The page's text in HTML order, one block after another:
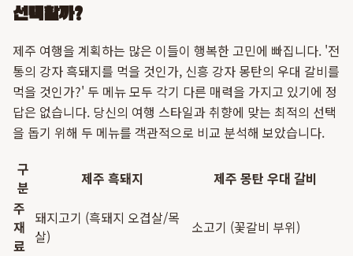
선택할까?
제주 여행을 계획하는 많은 이들이 행복한 고민에 빠집니다. '전
통의 강자 흑돼지를 먹을 것인가, 신흥 강자 몽탄의 우대 갈비를
먹을 것인가?' 두 메뉴 모두 각기 다른 매력을 가지고 있기에 정
답은 없습니다. 당신의 여행 스타일과 취향에 맞는 최적의 선택
을 돕기 위해 두 메뉴를 객관적으로 비교 분석해 보았습니다.
구
분
제주 흑돼지
제주 몽탄 우대 갈비
주
재
료
돼지고기 (흑돼지 오겹살/목
살)
소고기 (꽃갈비 부위)